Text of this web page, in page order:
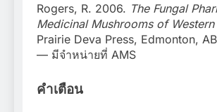
Rogers, R. 2006. The Fungal
Medicinal Mushrooms of Western
Prairie Deva Press, Edmonton,
— มีจำหน่ายที่ AMS
คำเตือน